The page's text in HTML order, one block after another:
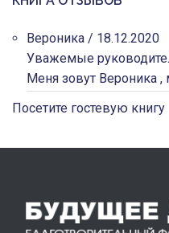
Вероника / 18.12.2020
Уважемые
Меня зовут Вероника ,
Посетите гостевую книгу